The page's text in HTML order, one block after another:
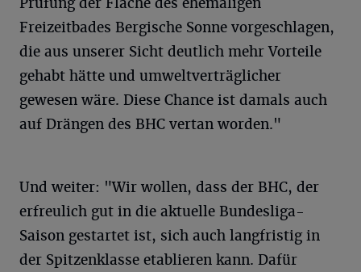
Prüfung der Fläche des ehemaligen
Freizeitbades Bergische Sonne vorgeschlagen,
die aus unserer Sicht deutlich mehr Vorteile
gehabt hätte und umweltverträglicher
gewesen wäre. Diese Chance ist damals auch
auf Drängen des BHC vertan worden."
Und weiter: "Wir wollen, dass der BHC, der
erfreulich gut in die aktuelle Bundesliga-
Saison gestartet ist, sich auch langfristig in
der Spitzenklasse etablieren kann. Dafür